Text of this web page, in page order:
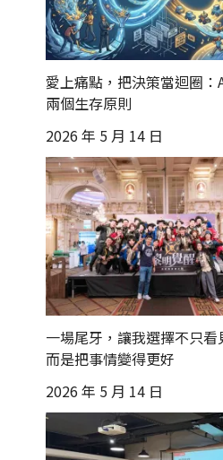
愛上痛點，把決策當迴圈：
兩個生存原則
2026 年 5 月 14 日
一場尾牙，讓我選擇不只看
而是把事情變得更好
2026 年 5 月 14 日